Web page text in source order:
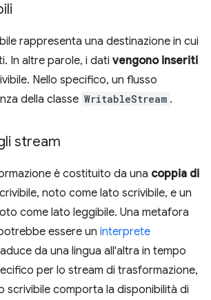
rappresenta una destinazione in cui
In altre parole, i dati vengono inseriti
Nello specifico, un flusso
della classe WritableStream .
stream
è costituito da una coppia di
noto come lato scrivibile, e un
come lato leggibile. Una metafora
essere un interprete
da una lingua all'altra in tempo
per lo stream di trasformazione,
scrivibile comporta la disponibilità di